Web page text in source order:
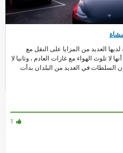
لديها العديد من المزايا على النقل مع
لا تلوث الهواء مع غازات العادم ، وثانيا لا
السلطات في العديد من البلدان بدأت
1